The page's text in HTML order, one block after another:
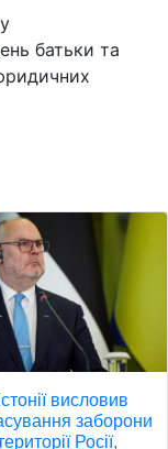
батьки та
висловив
заборони
Росії,